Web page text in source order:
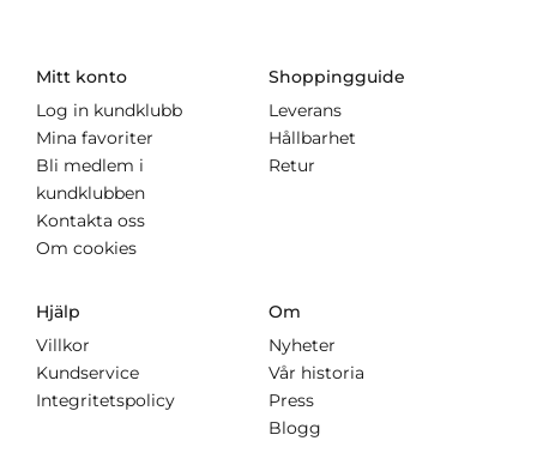
Mitt konto
Log in kundklubb
Mina favoriter
Bli medlem i
kundklubben
Kontakta oss
Om cookies
Shoppingguide
Leverans
Hållbarhet
Retur
Hjälp
Villkor
Kundservice
Integritetspolicy
Om
Nyheter
Vår historia
Press
Blogg